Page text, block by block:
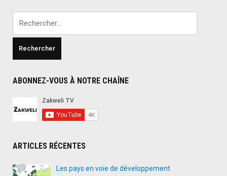
ABONNEZ-VOUS À NOTRE CHAÎNE
ARTICLES RÉCENTES
Les pays en voie de développement